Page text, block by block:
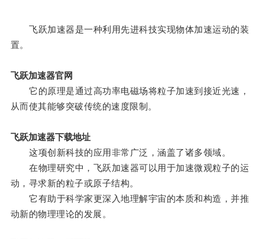
飞跃加速器是一种利用先进科技实现物体加速运动的装
置。
飞跃加速器官网
它的原理是通过高功率电磁场将粒子加速到接近光速，
从而使其能够突破传统的速度限制。
飞跃加速器下载地址
这项创新科技的应用非常广泛，涵盖了诸多领域。
在物理研究中，飞跃加速器可以用于加速微观粒子的运
动，寻求新的粒子或原子结构。
它有助于科学家更深入地理解宇宙的本质和构造，并推
动新的物理理论的发展。